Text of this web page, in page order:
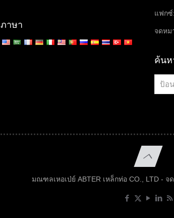
ภาษา
แฟกซ์
จดหม
ค้นห
มณฑลเหอเป่ย์ ABTER เหล็กท่อ CO., LTD - จ